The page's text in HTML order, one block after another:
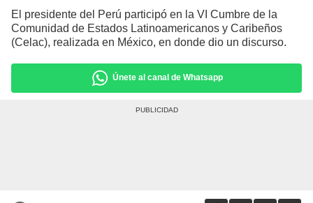
El presidente del Perú participó en la VI Cumbre de la
Comunidad de Estados Latinoamericanos y Caribeños
(Celac), realizada en México, en donde dio un discurso.
Únete al canal de Whatsapp